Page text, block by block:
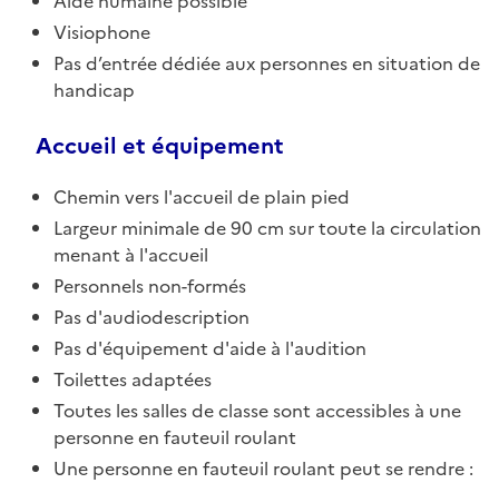
Visiophone
Pas d’entrée dédiée aux personnes en situation de
handicap
Accueil et équipement
Chemin vers l'accueil de plain pied
Largeur minimale de 90 cm sur toute la circulation
menant à l'accueil
Personnels non-formés
Pas d'audiodescription
Pas d'équipement d'aide à l'audition
Toilettes adaptées
Toutes les salles de classe sont accessibles à une
personne en fauteuil roulant
Une personne en fauteuil roulant peut se rendre :